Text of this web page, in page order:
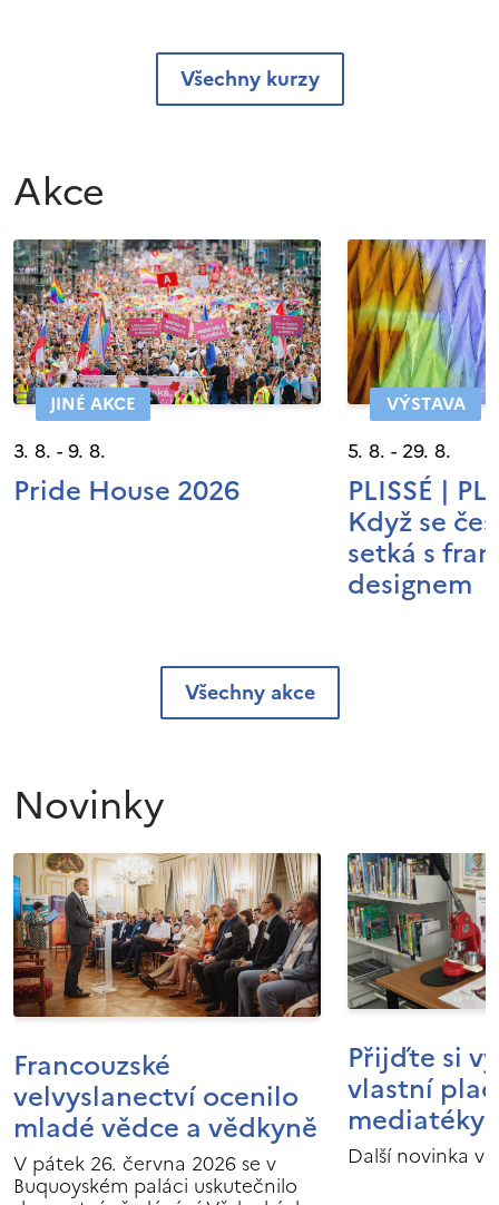
Všechny kurzy
Akce
JINÉ AKCE
3. 8. - 9. 8.
Pride House 2026
VÝSTAVA
5. 8. - 29. 8.
PLISSÉ |
Když se
setká s
designem
Všechny akce
Novinky
Francouzské
velvyslanectví ocenilo
mladé vědce a vědkyně
V pátek 26. června 2026 se v
Buquoyském paláci uskutečnilo
Přijďte si
vlastní
mediatéky
Další novinka v